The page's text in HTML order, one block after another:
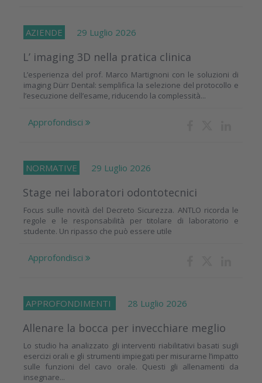
AZIENDE 29 Luglio 2026
L’ imaging 3D nella pratica clinica
L’esperienza del prof. Marco Martignoni con le soluzioni di
imaging Dürr Dental: semplifica la selezione del protocollo e
l’esecuzione dell’esame, riducendo la complessità...
Approfondisci
NORMATIVE 29 Luglio 2026
Stage nei laboratori odontotecnici
Focus sulle novità del Decreto Sicurezza. ANTLO ricorda le
regole e le responsabilità per titolare di laboratorio e
studente. Un ripasso che può essere utile
Approfondisci
APPROFONDIMENTI 28 Luglio 2026
Allenare la bocca per invecchiare meglio
Lo studio ha analizzato gli interventi riabilitativi basati sugli
esercizi orali e gli strumenti impiegati per misurarne l’impatto
sulle funzioni del cavo orale. Questi gli allenamenti da
insegnare...